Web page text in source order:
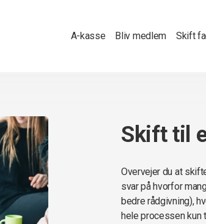
A-kasse Bliv medlem Skift
Skift til
Overvejer du at
svar på hvorfor
bedre rådgivning),
hele processen kun